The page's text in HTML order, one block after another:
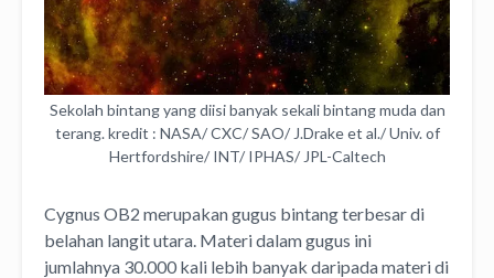
Sekolah bintang yang diisi banyak sekali bintang muda dan
terang. kredit : NASA/ CXC/ SAO/ J.Drake et al./ Univ. of
Hertfordshire/ INT/ IPHAS/ JPL-Caltech
Cygnus OB2 merupakan gugus bintang terbesar di
belahan langit utara. Materi dalam gugus ini
jumlahnya 30.000 kali lebih banyak daripada materi di